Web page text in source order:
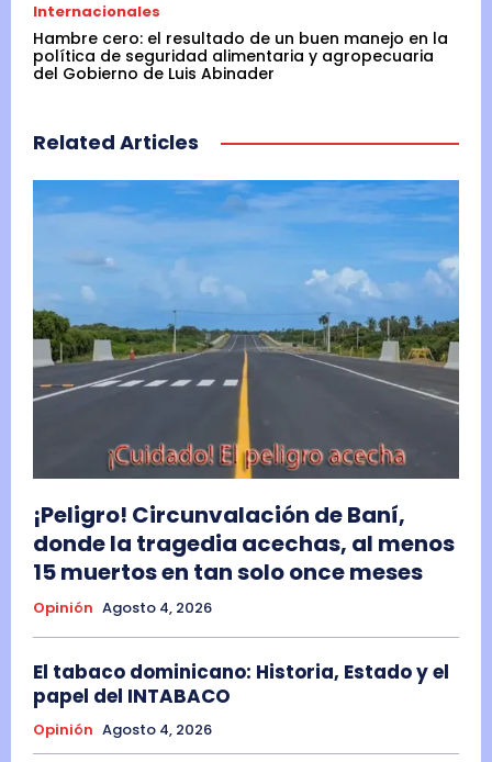
Internacionales
Hambre cero: el resultado de un buen manejo en la
política de seguridad alimentaria y agropecuaria
del Gobierno de Luis Abinader
Related Articles
¡Peligro! Circunvalación de Baní,
donde la tragedia acechas, al menos
15 muertos en tan solo once meses
Opinión Agosto 4, 2026
El tabaco dominicano: Historia, Estado y el
papel del INTABACO
Opinión Agosto 4, 2026